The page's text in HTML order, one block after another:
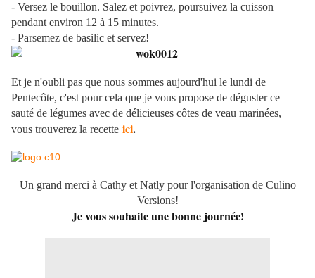
- Versez le bouillon. Salez et poivrez, poursuivez la cuisson
pendant environ 12 à 15 minutes.
- Parsemez de basilic et servez!
Et je n'oubli pas que nous sommes aujourd'hui le lundi de
Pentecôte, c'est pour cela que je vous propose de déguster ce
sauté de légumes avec de délicieuses côtes de veau marinées,
vous trouverez la recette ici.
Un grand merci à Cathy et Natly pour l'organisation de Culino
Versions!
Je vous souhaite une bonne journée!